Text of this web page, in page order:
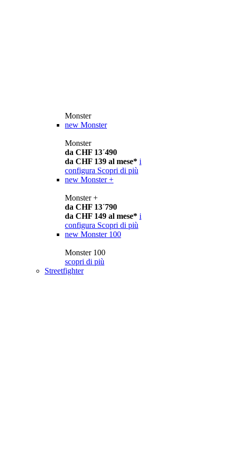
Monster
new Monster
Monster
da CHF 13´490
da CHF 139 al mese* i
configura Scopri di più
new Monster +
Monster +
da CHF 13´790
da CHF 149 al mese* i
configura Scopri di più
new Monster 100
Monster 100
scopri di più
Streetfighter